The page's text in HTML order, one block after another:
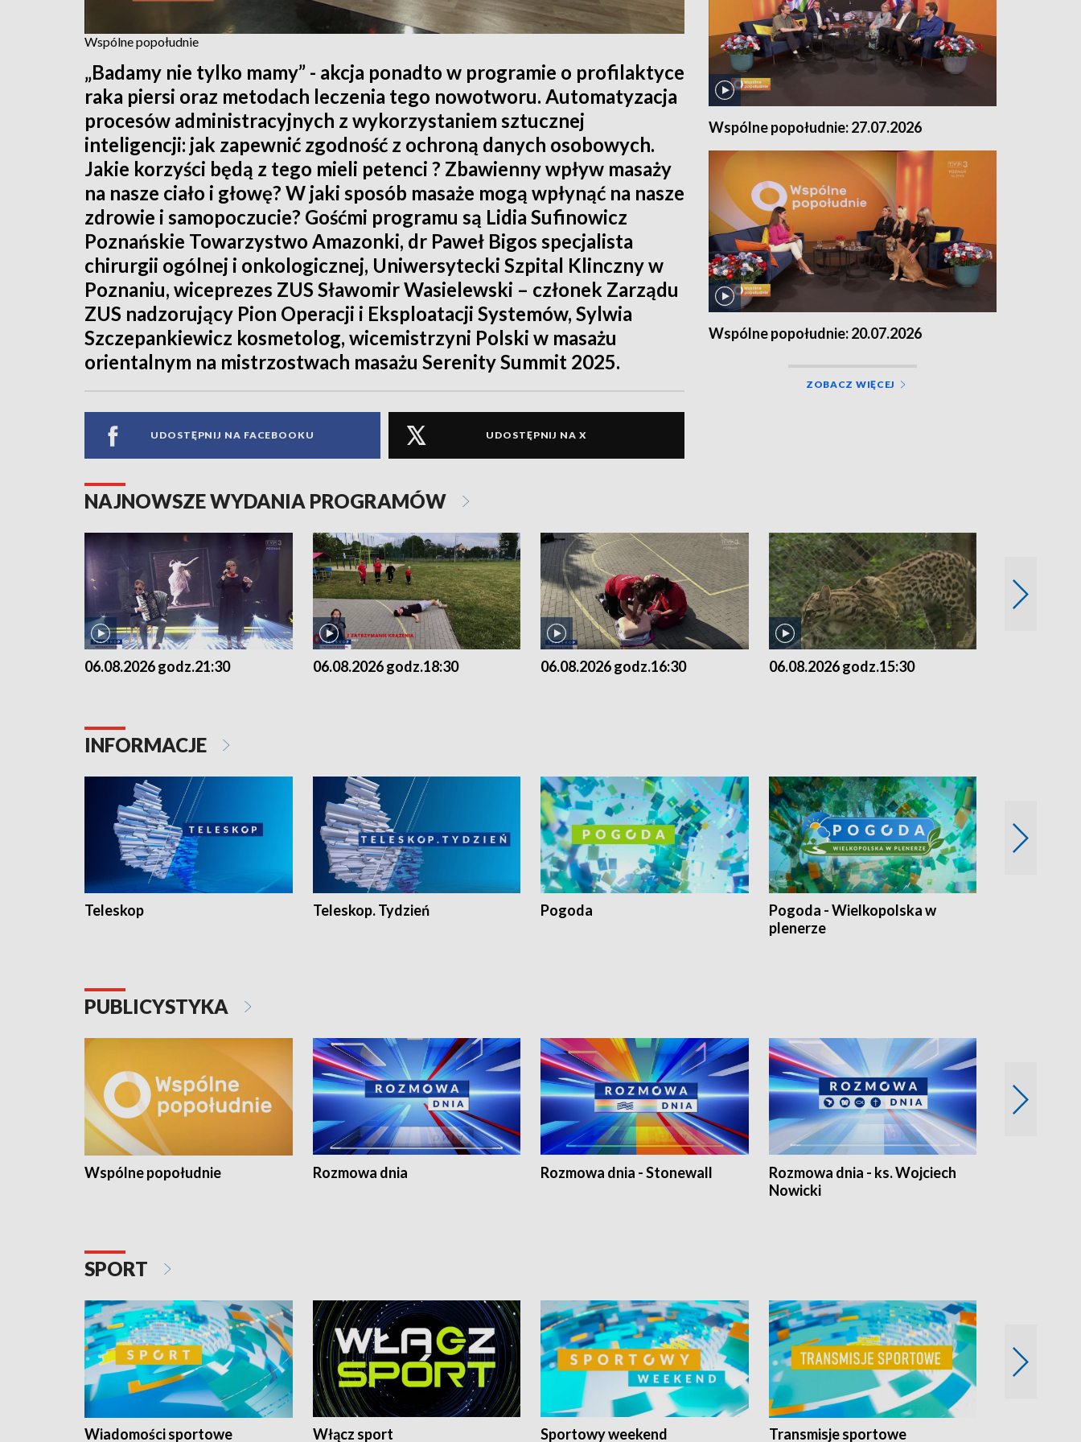
Wspólne popołudnie
„Badamy nie tylko mamy” - akcja ponadto w programie o profilaktyce
raka piersi oraz metodach leczenia tego nowotworu. Automatyzacja
procesów administracyjnych z wykorzystaniem sztucznej
inteligencji: jak zapewnić zgodność z ochroną danych osobowych.
Jakie korzyści będą z tego mieli petenci ? Zbawienny wpływ masaży
na nasze ciało i głowę? W jaki sposób masaże mogą wpłynąć na nasze
zdrowie i samopoczucie? Gośćmi programu są Lidia Sufinowicz
Poznańskie Towarzystwo Amazonki, dr Paweł Bigos specjalista
chirurgii ogólnej i onkologicznej, Uniwersytecki Szpital Klinczny w
Poznaniu, wiceprezes ZUS Sławomir Wasielewski – członek Zarządu
ZUS nadzorujący Pion Operacji i Eksploatacji Systemów, Sylwia
Szczepankiewicz kosmetolog, wicemistrzyni Polski w masażu
orientalnym na mistrzostwach masażu Serenity Summit 2025.
UDOSTĘPNIJ NA FACEBOOKU UDOSTĘPNIJ NA X
Wspólne popołudnie: 27.07.2026
Wspólne popołudnie: 20.07.2026
ZOBACZ WIĘCEJ
NAJNOWSZE WYDANIA PROGRAMÓW
06.08.2026 godz.21:30 06.08.2026 godz.18:30 06.08.2026 godz.16:30 06.08.2026 godz.15:30
INFORMACJE
Teleskop Teleskop. Tydzień Pogoda
Pogoda - Wielkopolska w
plenerze
PUBLICYSTYKA
Wspólne popołudnie Rozmowa dnia Rozmowa dnia - Stonewall
Rozmowa dnia - ks. Wojciech
Nowicki
SPORT
Wiadomości sportowe Włącz sport Sportowy weekend Transmisje sportowe